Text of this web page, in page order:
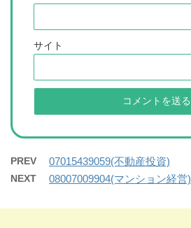
サイト
PREV 07015439059(不動産投資)
NEXT 08007009904(マンション経営)